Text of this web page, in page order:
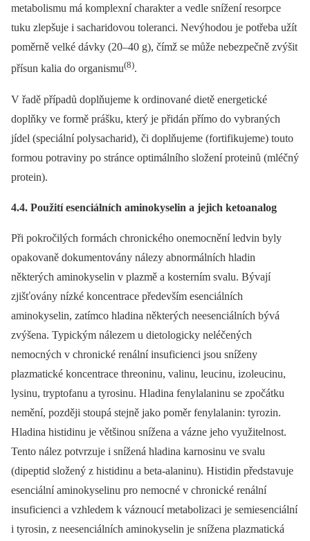
metabolismu má komplexní charakter a vedle snížení resorpce
tuku zlepšuje i sacharidovou toleranci. Nevýhodou je potřeba užít
poměrně velké dávky (20–40 g), čímž se může nebezpečně zvýšit
přísun kalia do organismu(8).
V řadě případů doplňujeme k ordinované dietě energetické
doplňky ve formě prášku, který je přidán přímo do vybraných
jídel (speciální polysacharid), či doplňujeme (fortifikujeme) touto
formou potraviny po stránce optimálního složení proteinů (mléčný
protein).
4.4. Použití esenciálních aminokyselin a jejich keto­analog
Při pokročilých formách chronického onemocnění ledvin byly
opakovaně dokumentovány nálezy abnormálních hladin
některých aminokyselin v plazmě a kosterním svalu. Bývají
zjišťovány nízké koncentrace především esenciálních
aminokyselin, zatímco hladina některých neesenciálních bývá
zvýšena. Typickým nálezem u dietologicky neléčených
nemocných v chronické renální insuficienci jsou sníženy
plazmatické koncentrace threoninu, valinu, leucinu, izoleucinu,
lysinu, tryptofanu a tyrosinu. Hladina fenylalaninu se zpočátku
nemění, později stoupá stejně jako poměr fenylalanin: tyrozin.
Hladina histidinu je většinou snížena a vázne jeho využitelnost.
Tento nález potvrzuje i snížená hladina karnosinu ve svalu
(dipeptid složený z histidinu a beta-alaninu). Histidin představuje
esenciální aminokyselinu pro nemocné v chronické renální
insuficienci a vzhledem k váznoucí metabolizaci je semiesenciální
i tyrosin, z neesenciálních aminokyselin je snížena plazmatická